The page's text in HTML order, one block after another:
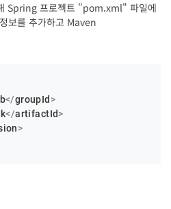
Spring 프로젝트 "pom.xml" 파일에
보를 추가하고 Maven
</groupId >
</artifactId>
>